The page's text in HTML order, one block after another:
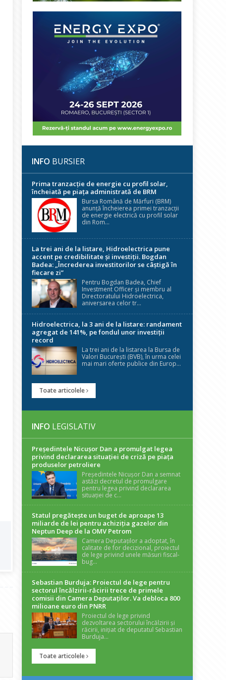
INFO BURSIER
Prima tranzacție de energie cu profil solar,
încheiată pe piața administrată de BRM
Bursa Română de Mărfuri (BRM)
anunță încheierea primei tranzacții
de energie electrică cu profil solar
din Rom...
La trei ani de la listare, Hidroelectrica pune
accent pe credibilitate și investiții. Bogdan
Badea: „Încrederea investitorilor se câștigă în
fiecare zi”
Pentru Bogdan Badea, Chief
Investment Officer și membru al
Directoratului Hidroelectrica,
aniversarea celor tr...
Hidroelectrica, la 3 ani de la listare: randament
agregat de 141%, pe fondul unor investiții
record
La trei ani de la listarea la Bursa de
Valori București (BVB), în urma celei
mai mari oferte publice din Europ...
Toate articolele
INFO LEGISLATIV
Președintele Nicuşor Dan a promulgat legea
privind declararea situaţiei de criză pe piaţa
produselor petroliere
Președintele Nicușor Dan a semnat
astăzi decretul de promulgare
pentru legea privind declararea
situației de c...
Statul pregătește un buget de aproape 13
miliarde de lei pentru achiziția gazelor din
Neptun Deep de la OMV Petrom
Camera Deputaților a adoptat, în
calitate de for decizional, proiectul
de lege privind unele măsuri fiscal-
bug...
Sebastian Burduja: Proiectul de lege pentru
sectorul încălzirii-răcirii trece de primele
comisii din Camera Deputaților. Va debloca 800
milioane euro din PNRR
Proiectul de lege privind
dezvoltarea sectorului încălzirii și
răcirii, inițiat de deputatul Sebastian
Burduja...
Toate articolele